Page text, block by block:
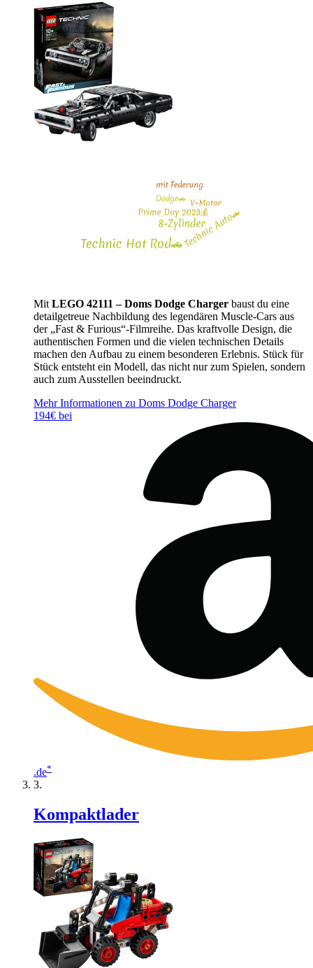
Mit LEGO 42111 – Doms Dodge Charger baust du eine
detailgetreue Nachbildung des legendären Muscle-Cars aus
der „Fast & Furious“-Filmreihe. Das kraftvolle Design, die
authentischen Formen und die vielen technischen Details
machen den Aufbau zu einem besonderen Erlebnis. Stück für
Stück entsteht ein Modell, das nicht nur zum Spielen, sondern
auch zum Ausstellen beeindruckt.
Mehr Informationen zu Doms Dodge Charger
194€ bei
.de*
Kompaktlader